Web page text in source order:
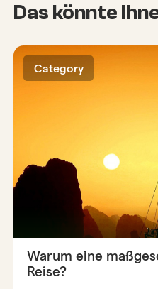
Das könnte
Category
Warum eine
Reise?